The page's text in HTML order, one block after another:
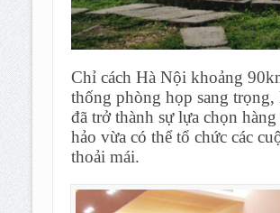
Chỉ cách Hà Nội khoảng
thống phòng họp sang
đã trở thành sự lựa chọn
hảo vừa có thể tổ chức các
thoải mái.